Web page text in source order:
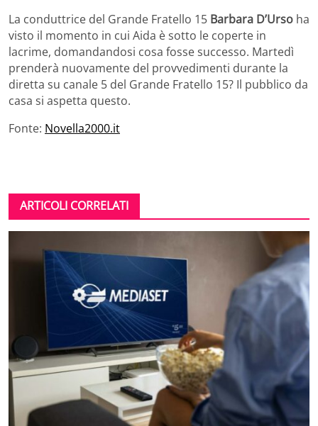
La conduttrice del Grande Fratello 15 Barbara D’Urso ha
visto il momento in cui Aida è sotto le coperte in
lacrime, domandandosi cosa fosse successo. Martedì
prenderà nuovamente del provvedimenti durante la
diretta su canale 5 del Grande Fratello 15? Il pubblico da
casa si aspetta questo.
Fonte: Novella2000.it
ARTICOLI CORRELATI